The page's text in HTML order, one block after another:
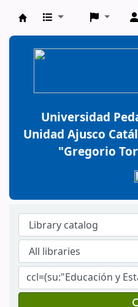
BiblioGTQ
Universidad
Unidad Ajusco
"Gregorio